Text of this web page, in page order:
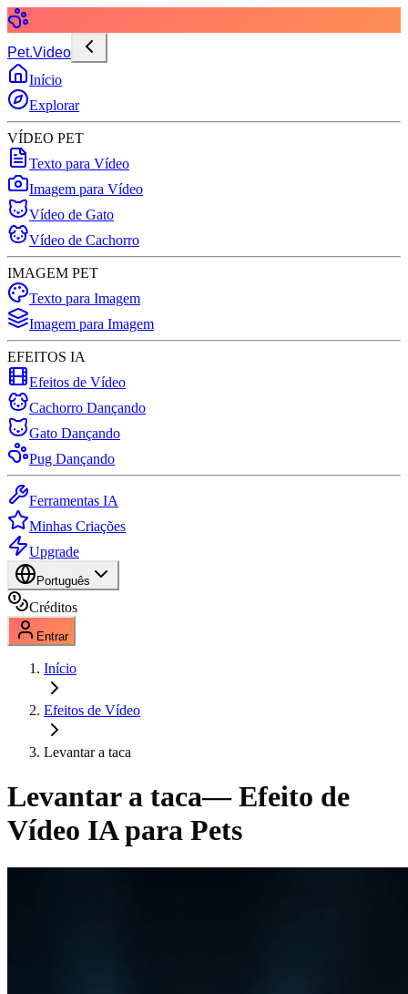
Pet.Video
Início
Explorar
VÍDEO PET
Texto para Vídeo
Imagem para Vídeo
Vídeo de Gato
Vídeo de Cachorro
IMAGEM PET
Texto para Imagem
Imagem para Imagem
EFEITOS IA
Efeitos de Vídeo
Cachorro Dançando
Gato Dançando
Pug Dançando
Ferramentas IA
Minhas Criações
Upgrade
Português
Créditos
Entrar
Início
Efeitos de Vídeo
Levantar a taca
Levantar a taca— Efeito de
Vídeo IA para Pets